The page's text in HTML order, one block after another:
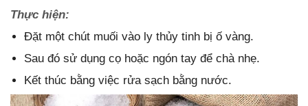
Thực hiện:
Đặt một chút muối vào ly thủy tinh bị ố vàng.
Sau đó sử dụng cọ hoặc ngón tay để chà nhẹ.
Kết thúc bằng việc rửa sạch bằng nước.